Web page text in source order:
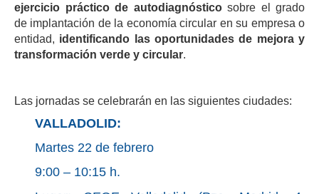
ejercicio práctico de autodiagnósticosobre el grado
de implantación de la economía circular en su empresa o
entidad, identificando las oportunidades de mejora y
transformación verde y circular.
Las jornadas se celebrarán en las siguientes ciudades:
VALLADOLID:
Martes 22 de febrero
9:00 – 10:15 h.